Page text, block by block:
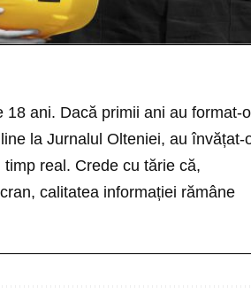
ani. Dacă primii ani au format-o
la Jurnalul Olteniei, au învățat-
real. Crede cu tărie că,
calitatea informației rămâne